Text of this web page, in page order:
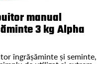
manual
3 kg Alpha
îngrășăminte și seminte,